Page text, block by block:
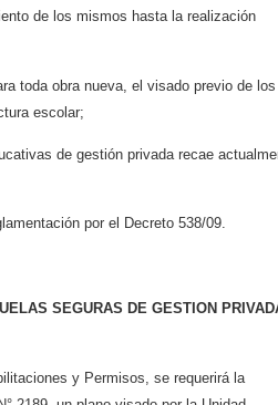
de los mismos hasta la realización
toda obra nueva, el visado previo de los
escolar;
de gestión privada recae
por el Decreto 538/09.
SEGURAS DE GESTION
y Permisos, se requerirá la